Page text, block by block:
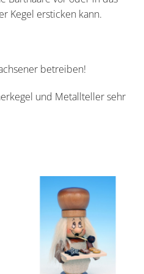
Kegel ersticken kann.
betreiben!
und Metallteller sehr